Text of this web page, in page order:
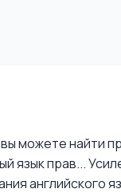
можете найти
язык прав...
английского